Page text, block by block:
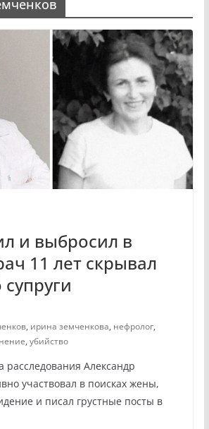
и выбросил в
11 лет скрывал
, ирина земченкова, нефролог,
, убийство
расследования Александр
участвовал в поисках жены,
и писал грустные посты в